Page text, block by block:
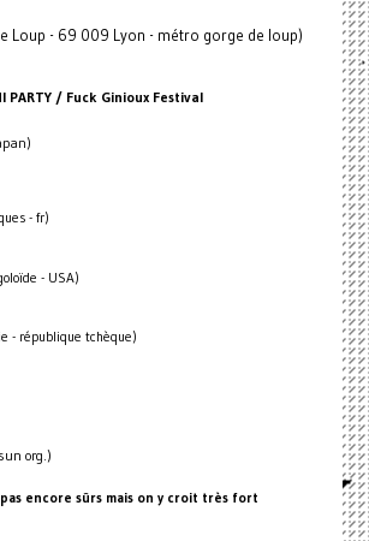
Loup - 69 009 Lyon - métro gorge de loup)
PARTY / Fuck Ginioux Festival
- fr)
- USA)
- république tchèque)
org.)
encore sûrs mais on y croit très fort